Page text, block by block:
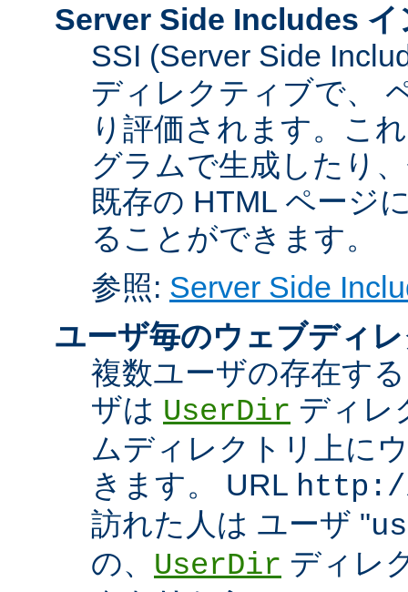
Server Side Includes イ
SSI (Server Side
ディレクティブで、
り評価されます。こ
グラムで生成したり
既存の HTML ページ
ることができます。
参照: Server Side
ユーザ毎のウェブディ
複数ユーザの存在す
ザは UserDir ディレ
ムディレクトリ上に
きます。 URL http://
訪れた人は ユーザ "
の、 UserDir ディレ